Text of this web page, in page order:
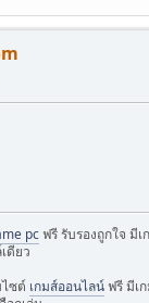
pcฟรี รับรองถูกใจ มี
ดียว
ไซต์ เกมส์ออนไลน์ฟรี มีเ